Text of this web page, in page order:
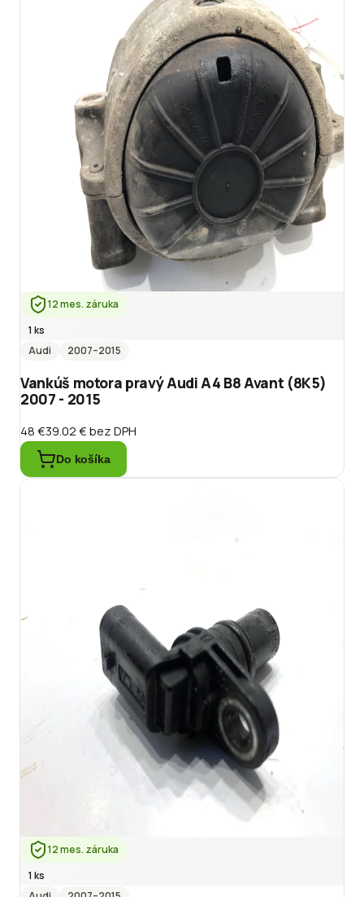
12 mes. záruka
1 ks
Audi
2007–2015
Vankúš motora pravý Audi A4 B8 Avant (8K5)
2007 - 2015
48 €39.02 €bez DPH
Do košíka
12 mes. záruka
1 ks